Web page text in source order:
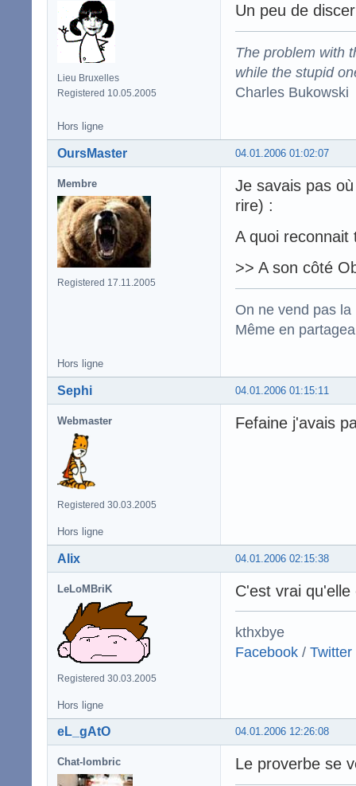
Lieu Bruxelles
Registered 10.05.2005
Un peu de
The problem with
while the stupid
Charles Bukowski
Hors ligne
04.01.2006 01:02:07
OursMaster
Membre
Registered 17.11.2005
Je savais pas
rire) :
A quoi reconnait
>> A son côté
On ne vend pas
Même en
Hors ligne
04.01.2006 01:15:11
Sephi
Webmaster
Registered 30.03.2005
Fefaine j'avais
Hors ligne
04.01.2006 02:15:38
Alix
LeLoMBriK
Registered 30.03.2005
C'est vrai
kthxbye
Facebook / Twitter
Hors ligne
04.01.2006 12:26:08
eL_gAtO
Chat-lombric Le proverbe se